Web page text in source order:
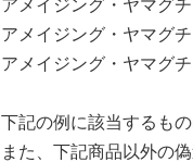
アメイジング・ヤマグ
アメイジング・ヤマグ
アメイジング・ヤマグ
下記の例に該当するも
また、下記商品以外の